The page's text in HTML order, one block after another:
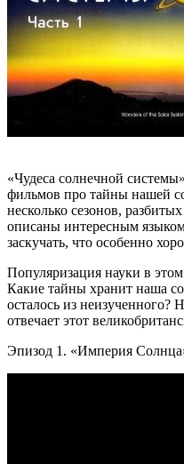
«Чудеса солнечной
фильмов про тайны нашей
несколько сезонов,
описаны интересным
заскучать, что особенно
Популяризация науки в
Какие тайны хранит наша
осталось из неизученного?
отвечает этот
Эпизод 1. «Империя